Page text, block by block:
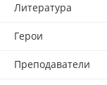
Литература
Герои
Преподаватели